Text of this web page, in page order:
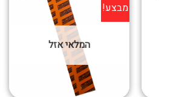
מבצע!
המלאי אזל